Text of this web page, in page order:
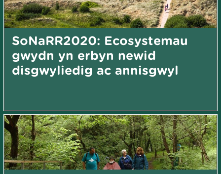
SoNaRR2020: Ecosystemau
gwydn yn erbyn newid
disgwyliedig ac annisgwyl